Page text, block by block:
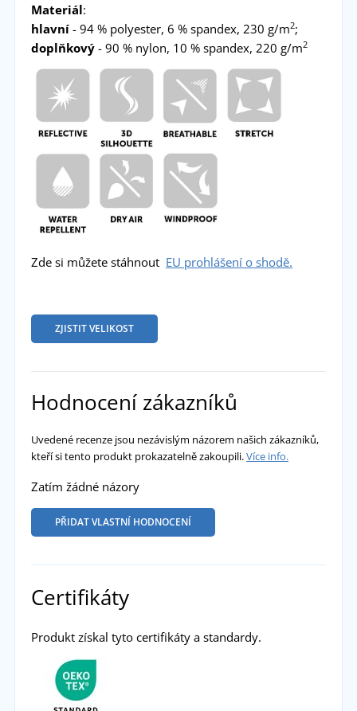
Materiál:
hlavní- 94 % polyester, 6 % spandex, 230 g/m2;
doplňkový- 90 % nylon, 10 % spandex, 220 g/m2
Zde si můžete stáhnout EU prohlášení o shodě.
ZJISTIT VELIKOST
Hodnocení zákazníků
Uvedené recenze jsou nezávislým názorem našich zákazníků,
kteří si tento produkt prokazatelně zakoupili.Více info.
Zatím žádné názory
PŘIDAT VLASTNÍ HODNOCENÍ
Certifikáty
Produkt získal tyto certifikáty a standardy.